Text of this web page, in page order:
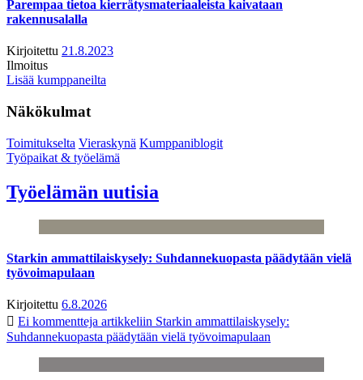
Parempaa tietoa kierrätysmateriaaleista kaivataan
rakennusalalla
Kirjoitettu 21.8.2023
Ilmoitus
Lisää kumppaneilta
Näkökulmat
Toimitukselta Vieraskynä Kumppaniblogit
Työpaikat & työelämä
Työelämän uutisia
Starkin ammattilaiskysely: Suhdannekuopasta päädytään vielä
työvoimapulaan
Kirjoitettu 6.8.2026
Ei kommentteja artikkeliin Starkin ammattilaiskysely:
Suhdannekuopasta päädytään vielä työvoimapulaan